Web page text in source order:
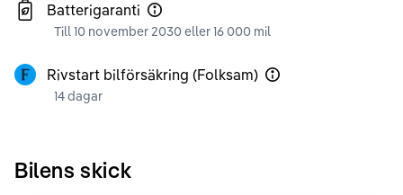
Batterigaranti
Till 10 november 2030 eller 16 000 mil
Rivstart bilförsäkring (Folksam)
14 dagar
Bilens skick